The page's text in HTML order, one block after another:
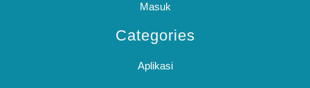
Masuk
Categories
Aplikasi